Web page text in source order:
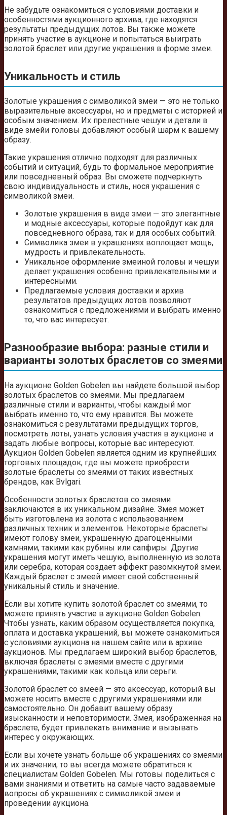
Не забудьте ознакомиться с условиями доставки и
особенностями аукционного архива, где находятся
результаты предыдущих лотов. Вы также можете
принять участие в аукционе и попытаться выиграть
золотой браслет или другие украшения в форме змеи.
Уникальность и стиль
Золотые украшения с символикой змеи — это не только
выразительные аксессуары, но и предметы с историей и
особым значением. Их прелестные чешуи и детали в
виде змейи головы добавляют особый шарм к вашему
образу.
Такие украшения отлично подходят для различных
событий и ситуаций, будь то формальное мероприятие
или повседневный образ. Вы сможете подчеркнуть
свою индивидуальность и стиль, нося украшения с
символикой змеи.
Золотые украшения в виде змеи — это элегантные
и модные аксессуары, которые подойдут как для
повседневного образа, так и для особых событий.
Символика змеи в украшениях воплощает мощь,
мудрость и привлекательность.
Уникальное оформление змеиной головы и чешуи
делает украшения особенно привлекательными и
интересными.
Предлагаемые условия доставки и архив
результатов предыдущих лотов позволяют
ознакомиться с предложениями и выбрать именно
то, что вас интересует.
Разнообразие выбора: разные стили и
варианты золотых браслетов со змеями
На аукционе Golden Gobelen вы найдете большой выбор
золотых браслетов со змеями. Мы предлагаем
различные стили и варианты, чтобы каждый мог
выбрать именно то, что ему нравится. Вы можете
ознакомиться с результатами предыдущих торгов,
посмотреть лоты, узнать условия участия в аукционе и
задать любые вопросы, которые вас интересуют.
Аукцион Golden Gobelen является одним из крупнейших
торговых площадок, где вы можете приобрести
золотые браслеты со змеями от таких известных
брендов, как Bvlgari.
Особенности золотых браслетов со змеями
заключаются в их уникальном дизайне. Змея может
быть изготовлена из золота с использованием
различных техник и элементов. Некоторые браслеты
имеют голову змеи, украшенную драгоценными
камнями, такими как рубины или сапфиры. Другие
украшения могут иметь чешую, выполненную из золота
или серебра, которая создает эффект разомкнутой змеи.
Каждый браслет с змеей имеет свой собственный
уникальный стиль и значение.
Если вы хотите купить золотой браслет со змеями, то
можете принять участие в аукционе Golden Gobelen.
Чтобы узнать, каким образом осуществляется покупка,
оплата и доставка украшений, вы можете ознакомиться
с условиями аукциона на нашем сайте или в архиве
аукционов. Мы предлагаем широкий выбор браслетов,
включая браслеты с змеями вместе с другими
украшениями, такими как кольца или серьги.
Золотой браслет со змеей — это аксессуар, который вы
можете носить вместе с другими украшениями или
самостоятельно. Он добавит вашему образу
изысканности и неповторимости. Змея, изображенная на
браслете, будет привлекать внимание и вызывать
интерес у окружающих.
Если вы хочете узнать больше об украшениях со змеями
и их значении, то вы всегда можете обратиться к
специалистам Golden Gobelen. Мы готовы поделиться с
вами знаниями и ответить на самые часто задаваемые
вопросы об украшениях с символикой змеи и
проведении аукциона.